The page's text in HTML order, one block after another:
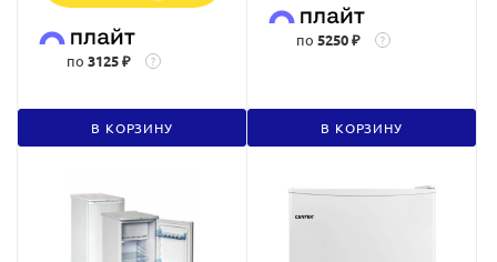
по 3125 ₽ ?
В КОРЗИНУ
по 5250 ₽ ?
В КОРЗИНУ